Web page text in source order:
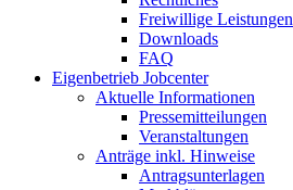
Freiwillige Leistungen
Downloads
FAQ
Eigenbetrieb Jobcenter
Aktuelle Informationen
Pressemitteilungen
Veranstaltungen
Anträge inkl. Hinweise
Antragsunterlagen